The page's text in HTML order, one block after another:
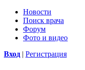
Новости
Поиск врача
Форум
Фото и видео
Вход | Регистрация